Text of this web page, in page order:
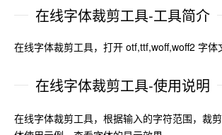
在线字体裁剪工具-工具简介
在线字体裁剪工具，打开 otf,ttf,woff,woff2 字
在线字体裁剪工具-使用说明
在线字体裁剪工具，根据输入的字符范围，裁